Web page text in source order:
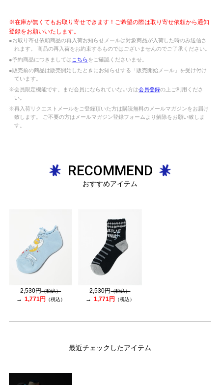
※在庫が無くてもお取り寄せできます！ご希望の際は取り寄せ依頼から通知
登録をお願いいたします。
●お取り寄せ依頼商品の再入荷お知らせメールは対象商品が入荷した時のみ送信さ
れます。 商品の再入荷をお約束するものではございませんのでご了承ください。
●予約商品につきましては こちらをご確認くださいませ。
●販売前の商品は販売開始したときにお知らせする「販売開始メール」を受け付け
ています。
※会員限定機能です。まだ会員になられていない方は会員登録の上ご利用くださ
い。
※再入荷リクエストメールをご登録頂いた方は購読無料のメールマガジンをお届け
致します。 ご不要の方はメールマガジン登録フォームより解除をお願い致しま
す。
RECOMMEND
おすすめアイテム
2,530円（税込）
1,771円 （税込）
2,530円（税込）
1,771円 （税込）
最近チェックしたアイテム